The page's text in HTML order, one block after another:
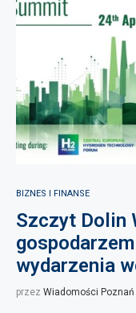
BIZNES I FINANSE
Szczyt Dolin
wydarzenia
przez Wiadomości Poznań